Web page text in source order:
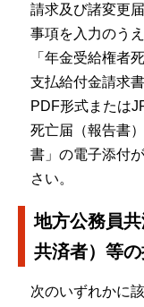
請求及び諸変更
事項を入力のう
「年金受給権者
支払給付金請求
PDF形式または
死亡届（報告書
書」の電子添付
さい。
地方公務員
共済者）等
次のいずれかに